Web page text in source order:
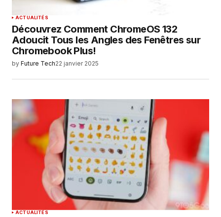
ACTUALITÉS
Découvrez Comment ChromeOS 132
Adoucit Tous les Angles des Fenêtres sur
Chromebook Plus!
by Future Tech22 janvier 2025
ACTUALITÉS